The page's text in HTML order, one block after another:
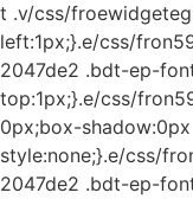
t .v/css/
left:1px;}.e/css/
2047de2 .bdt-ep-
top:1px;}.e/css/
0px;box-
style:none;}.e/css/
2047de2 .bdt-ep-